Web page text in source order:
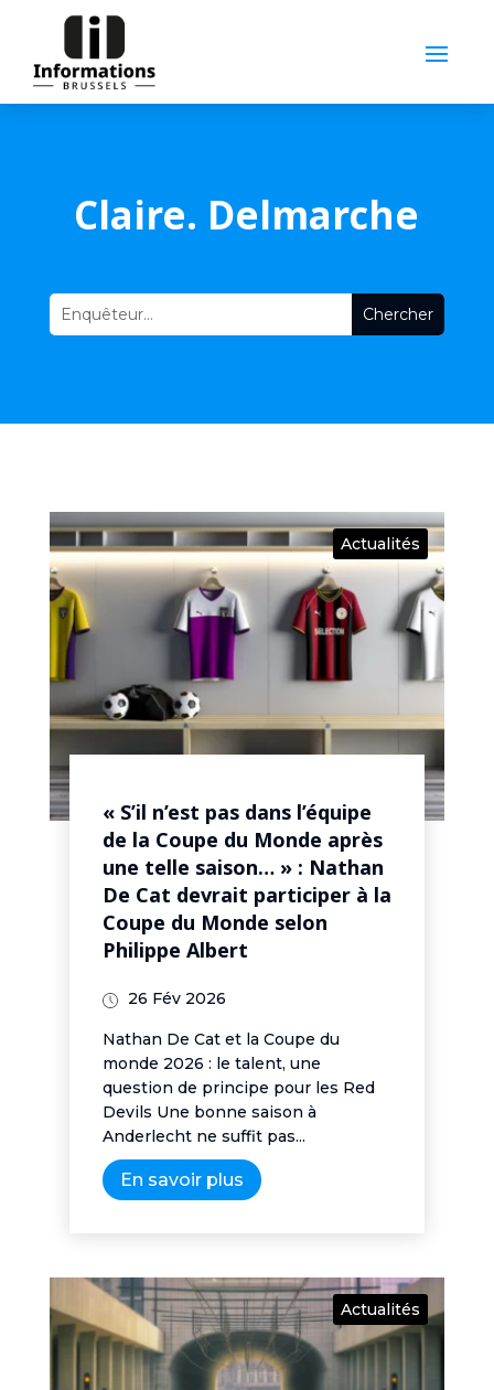
Claire. Delmarche
Actualités
« S’il n’est pas dans l’équipe
de la Coupe du Monde après
une telle saison… » : Nathan
De Cat devrait participer à la
Coupe du Monde selon
Philippe Albert
26 Fév 2026
Nathan De Cat et la Coupe du
monde 2026 : le talent, une
question de principe pour les Red
Devils Une bonne saison à
Anderlecht ne suffit pas...
En savoir plus
Actualités